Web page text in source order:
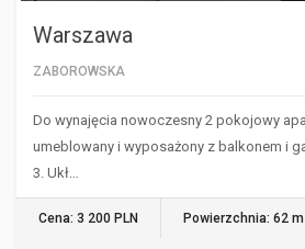
Warszawa
ZABOROWSKA
Do wynajęcia nowoczesny 2 pokojowy
umeblowany i wyposażony z balkonem i
3. Ukł…
Cena: 3 200 PLN Powierzchnia: 62